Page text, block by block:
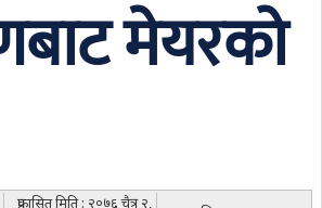
मेयरको
प्रकासित मिति : २०७६ चैत्र २,